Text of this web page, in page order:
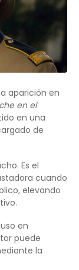
aparición en
en el
en una
de
Es el
cuando
elevando
en
puede
la